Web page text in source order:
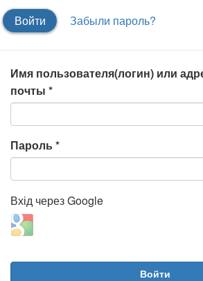
Главные
вкладки
Войти (активная
вкладка)
Забыли пароль?
Имя пользователя(логин) или
почты *
Пароль*
Вхід через Google
Login
with
Войти